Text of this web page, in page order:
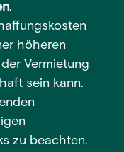
.
höheren
Vermietung
sein kann.
zu beachten.